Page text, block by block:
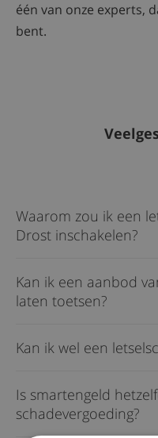
één van onze experts,
bent.
Waarom zou ik een
Drost inschakelen?
Kan ik een aanbod
laten toetsen?
Kan ik wel een
Is smartengeld
schadevergoeding?